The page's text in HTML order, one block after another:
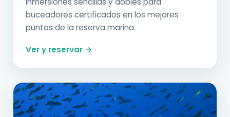
buceadores certificados en los mejores
puntos de la reserva marina.
Ver y reservar →